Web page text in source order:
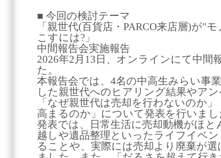
■ 今回の検討テーマ
「親世代(百貨店・PARCO来店層)が"
こすには?」
中間報告会実施報告
2026年2月13日、オンラインにて中間
た。
本報告会では、4名の中高生みらい事
した親世代へのヒアリング結果やア
「なぜ親世代は売却を行わないのか
高まるのか」について発表を行いま
発表では、日常生活に売却動機がほ
越しや遺品整理といったライフイベ
ることや、実際には売却より廃棄が